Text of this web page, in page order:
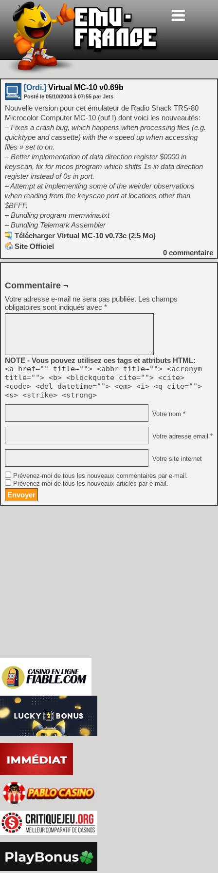
[Ordi.] Virtual MC-10 v0.69b
Posté le 05/10/2004 à 07:55 par Jets
Nouvelle version pour cet émulateur de Radio Shack TRS-80
Microcolor Computer MC-10 (ouf !) dont voici les nouveautés:
– Fixes a crash bug, which happens when processing files (e.g.
quicktype and cassette) with the « speed up when accessing
files » set to on.
– Better implementation of data direction register $0000 in
keyscan, fix for mcos program which shifts 1s in data direction
register instead of 0s in port.
– Attempt at implementing some of the weirder observations
when reading from the keyscan port at locations other than
$BFFF.
– Bundling program memwina.txt
– Bundling Telemark Assembler
Télécharger Virtual MC-10 v0.73c (2.5 Mo)
Site Officiel
0 commentaire
Commentaire ¬
Votre adresse e-mail ne sera pas publiée. Les champs
obligatoires sont indiqués avec *
NOTE - Vous pouvez utilisez ces tags et attributs HTML:
<a href="" title=""> <abbr title=""> <acronym
title=""> <b> <blockquote cite=""> <cite>
<code> <del datetime=""> <em> <i> <q cite="">
<s> <strike> <strong>
Votre nom *
Votre adresse email *
Votre site internet
Prévenez-moi de tous les nouveaux commentaires par e-mail.
Prévenez-moi de tous les nouveaux articles par e-mail.